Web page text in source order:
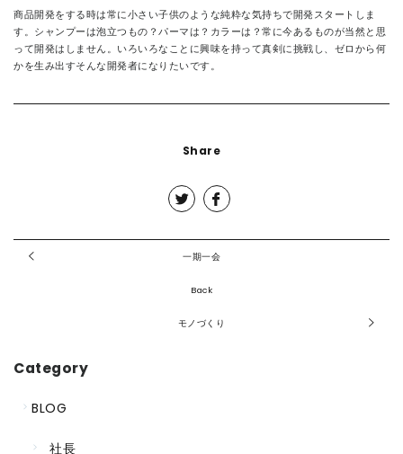
商品開発をする時は常に小さい子供のような純粋な気持ちで開発スタートしま
す。シャンプーは泡立つもの？パーマは？カラーは？常に今あるものが当然と思
って開発はしません。いろいろなことに興味を持って真剣に挑戦し、ゼロから何
かを生み出すそんな開発者になりたいです。
Share
一期一会
Back
モノづくり
Category
BLOG
社長